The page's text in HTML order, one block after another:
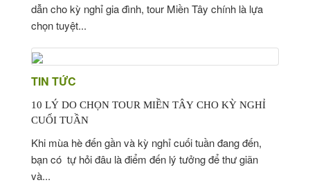
dẫn cho kỳ nghỉ gia đình, tour Miền Tây chính là lựa
chọn tuyệt...
TIN TỨC
10 LÝ DO CHỌN TOUR MIỀN TÂY CHO KỲ NGHỈ
CUỐI TUẦN
Khi mùa hè đến gần và kỳ nghỉ cuối tuần đang đến,
bạn có tự hỏi đâu là điểm đến lý tưởng để thư giãn
và...